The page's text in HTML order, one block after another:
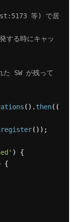
等) で居
る時にキャッ
SW が残って
(). then( (
());
) {
{